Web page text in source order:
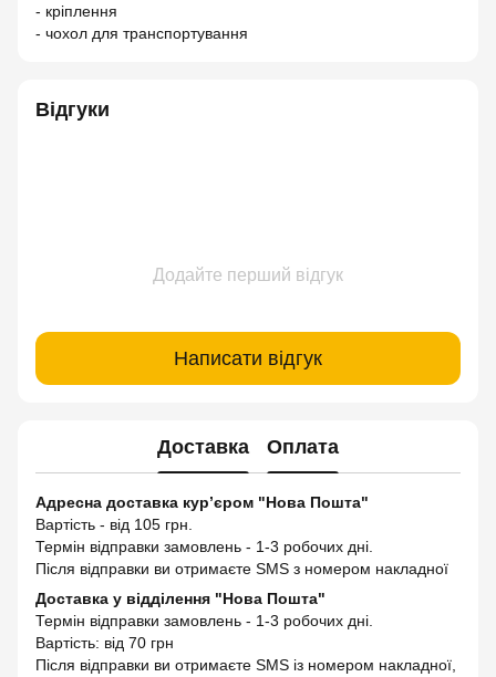
- кріплення
- чохол для транспортування
Відгуки
Додайте перший відгук
Написати відгук
Доставка Оплата
Адресна доставка кур’єром "Нова Пошта"
Вартість - від 105 грн.
Термін відправки замовлень - 1-3 робочих дні.
Після відправки ви отримаєте SMS з номером накладної
Доставка у відділення "Нова Пошта"
Термін відправки замовлень - 1-3 робочих дні.
Вартість: від 70 грн
Після відправки ви отримаєте SMS із номером накладної,